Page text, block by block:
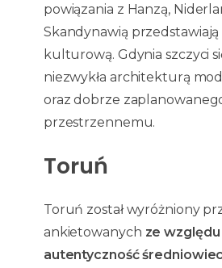
powiązania z Hanzą,
Skandynawią
kulturową. Gdynia szczyci
niezwykła architekturą
oraz dobrze
przestrzennemu.
Toruń
Toruń został wyróżniony
ankietowanych ze względu
autentyczność